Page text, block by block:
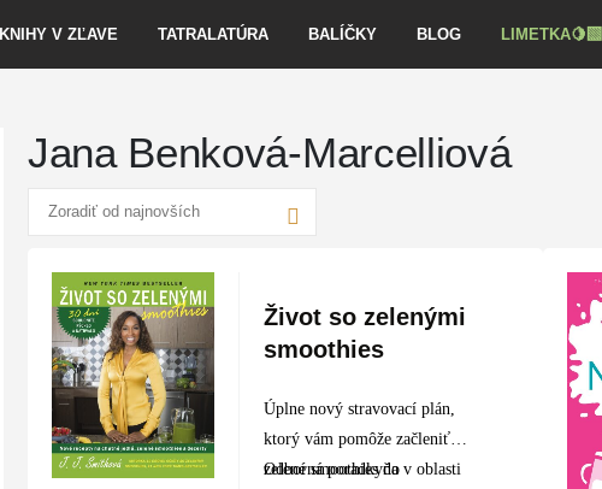
KNIHY V ZĽAVE TATRALATÚRA BALÍČKY BLOG LIMETKA🍋‍🟩
Jana Benková-Marcelliová
Život so zelenými
smoothies
Úplne nový stravovací plán,
ktorý vám pomôže začleniť
zelené smoothies do
Odborná poradkyňa v oblasti